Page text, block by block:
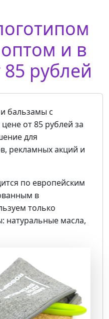
и в
рублей
бальзамы с
цене от85 рублей за
для
рекламных акций и
по европейским
в
только
натуральные масла,